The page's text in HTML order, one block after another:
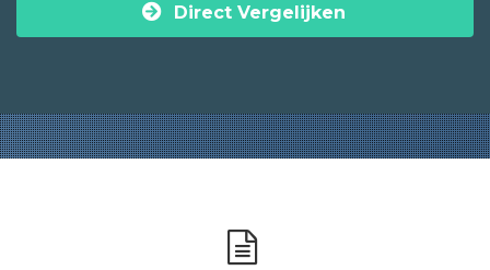
Direct Vergelijken